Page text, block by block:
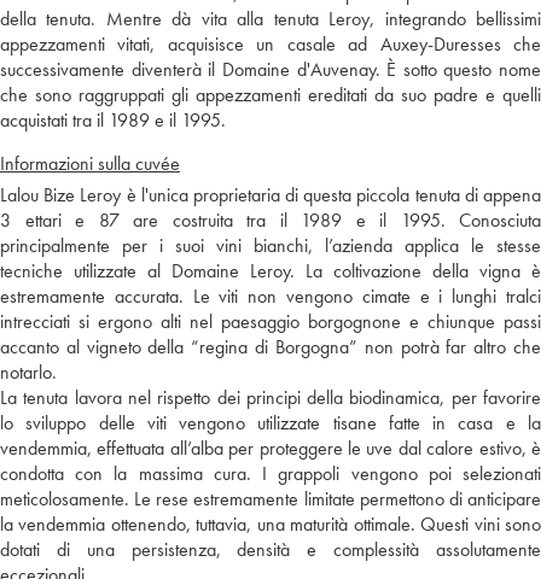
della tenuta. Mentre dà vita alla tenuta Leroy, integrando bellissimi
appezzamenti vitati, acquisisce un casale ad Auxey-Duresses che
successivamente diventerà il Domaine d'Auvenay. È sotto questo nome
che sono raggruppati gli appezzamenti ereditati da suo padre e quelli
acquistati tra il 1989 e il 1995.
Informazioni sulla cuvée
Lalou Bize Leroy è l'unica proprietaria di questa piccola tenuta di appena
3 ettari e 87 are costruita tra il 1989 e il 1995. Conosciuta
principalmente per i suoi vini bianchi, l’azienda applica le stesse
tecniche utilizzate al Domaine Leroy. La coltivazione della vigna è
estremamente accurata. Le viti non vengono cimate e i lunghi tralci
intrecciati si ergono alti nel paesaggio borgognone e chiunque passi
accanto al vigneto della “regina di Borgogna” non potrà far altro che
notarlo.
La tenuta lavora nel rispetto dei principi della biodinamica, per favorire
lo sviluppo delle viti vengono utilizzate tisane fatte in casa e la
vendemmia, effettuata all’alba per proteggere le uve dal calore estivo, è
condotta con la massima cura. I grappoli vengono poi selezionati
meticolosamente. Le rese estremamente limitate permettono di anticipare
la vendemmia ottenendo, tuttavia, una maturità ottimale. Questi vini sono
dotati di una persistenza, densità e complessità assolutamente